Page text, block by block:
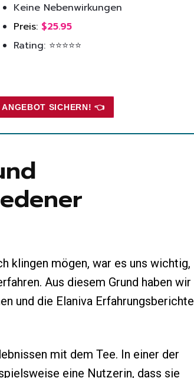
Keine Nebenwirkungen
Preis: $25.95
Rating: ⭐⭐⭐⭐⭐
SICHERN! 👈
klingen mögen, war es uns wichtig,
Aus diesem Grund haben wir
und die Elaniva Erfahrungsberichte
mit dem Tee. In einer der
eine Nutzerin, dass sie